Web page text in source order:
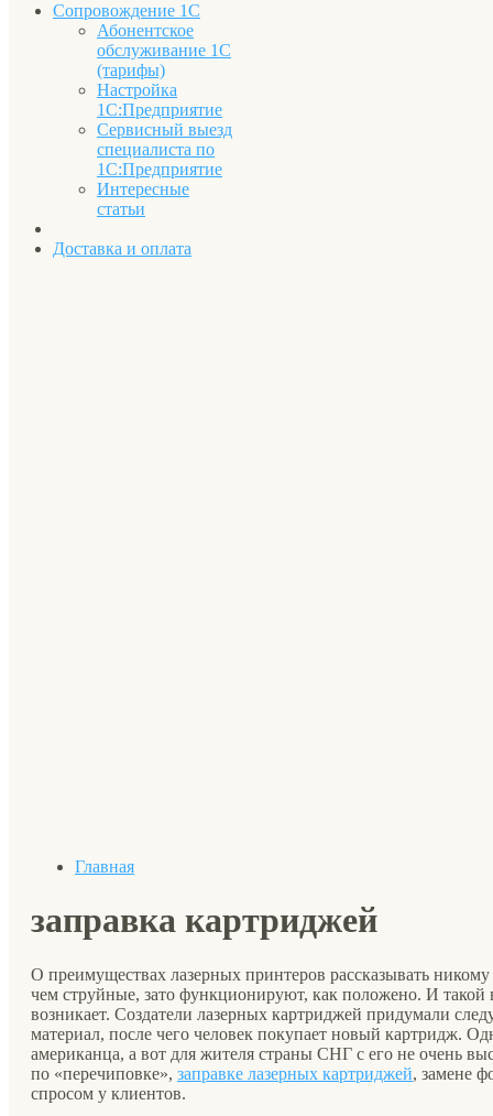
Сопровождение 1С
Абонентское
обслуживание 1С
(тарифы)
Настройка
1С:Предприятие
Сервисный выезд
специалиста по
1С:Предприятие
Интересные
статьи
Доставка и оплата
Главная
заправка картриджей
О преимуществах лазерных принтеров рассказывать
чем струйные, зато функционируют, как положено. И такой
возникает. Создатели лазерных картриджей придумали
материал, после чего человек покупает новый картридж.
американца, а вот для жителя страны СНГ с его не очень
по «перечиповке», заправке лазерных картриджей, замене
спросом у клиентов.